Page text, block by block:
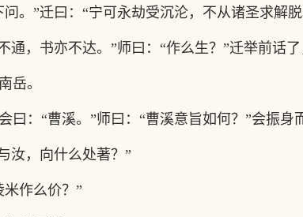
。”迁曰：“宁可永劫受沉沦，不从诸圣求解
通，书亦不达。”师曰：“作么生？”迁举前话
岳。
曰：“曹溪。”师曰：“曹溪意旨如何？”会振身
汝，向什么处著？”
米作么价？”